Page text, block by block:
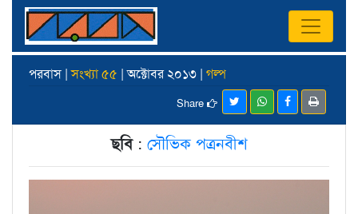
পরবাস |সংখ্যা ৫৫ | অক্টোবর ২০১৩ | গল্প
Share
ছবি: সৌভিক পত্রনবীশ